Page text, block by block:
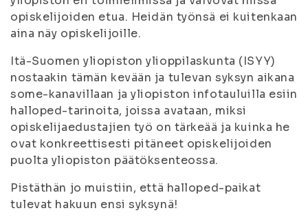
opiskelijoiden etua. Heidän työnsä ei kuitenkaan
aina näy opiskelijoille.
Itä-Suomen yliopiston ylioppilaskunta (ISYY)
nostaakin tämän kevään ja tulevan syksyn aikana
some-kanavillaan ja yliopiston infotauluilla esiin
halloped-tarinoita, joissa avataan, miksi
opiskelijaedustajien työ on tärkeää ja kuinka he
ovat konkreettisesti pitäneet opiskelijoiden
puolta yliopiston päätöksenteossa.
Pistäthän jo muistiin, että halloped-paikat
tulevat hakuun ensi syksynä!